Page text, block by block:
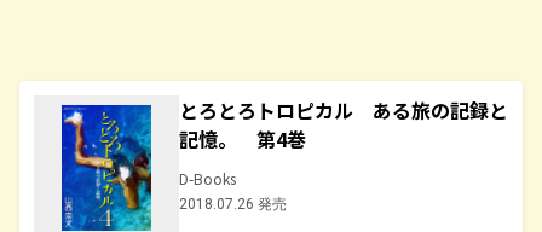
とろとろトロピカル ある旅の記録と
記憶。 第4巻
D-Books
2018.07.26 発売